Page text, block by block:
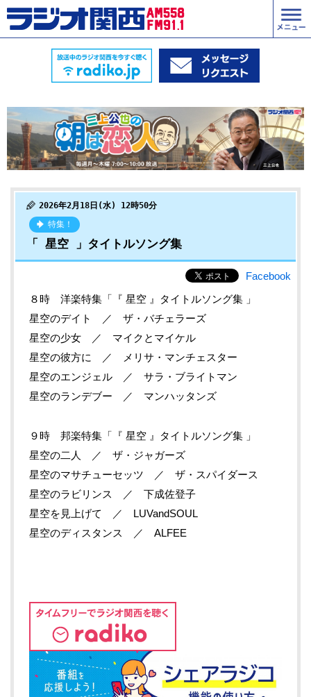
2026年2月18日(水) 12時50分
特集！
「 星空 」タイトルソング集
Facebook
８時 洋楽特集「『 星空 』タイトルソング集 」
星空のデイト ／ ザ・バチェラーズ
星空の少女 ／ マイクとマイケル
星空の彼方に ／ メリサ・マンチェスター
星空のエンジェル ／ サラ・ブライトマン
星空のランデブー ／ マンハッタンズ
９時 邦楽特集「『 星空 』タイトルソング集 」
星空の二人 ／ ザ・ジャガーズ
星空のマサチューセッツ ／ ザ・スパイダース
星空のラビリンス ／ 下成佐登子
星空を見上げて ／ LUVandSOUL
星空のディスタンス ／ ALFEE